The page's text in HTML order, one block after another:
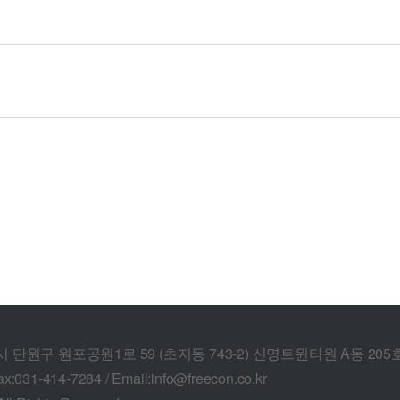
단원구 원포공원1로 59 (초지동 743-2) 신명트윈타원 A동 205
414-7284 / Email:info@freecon.co.kr